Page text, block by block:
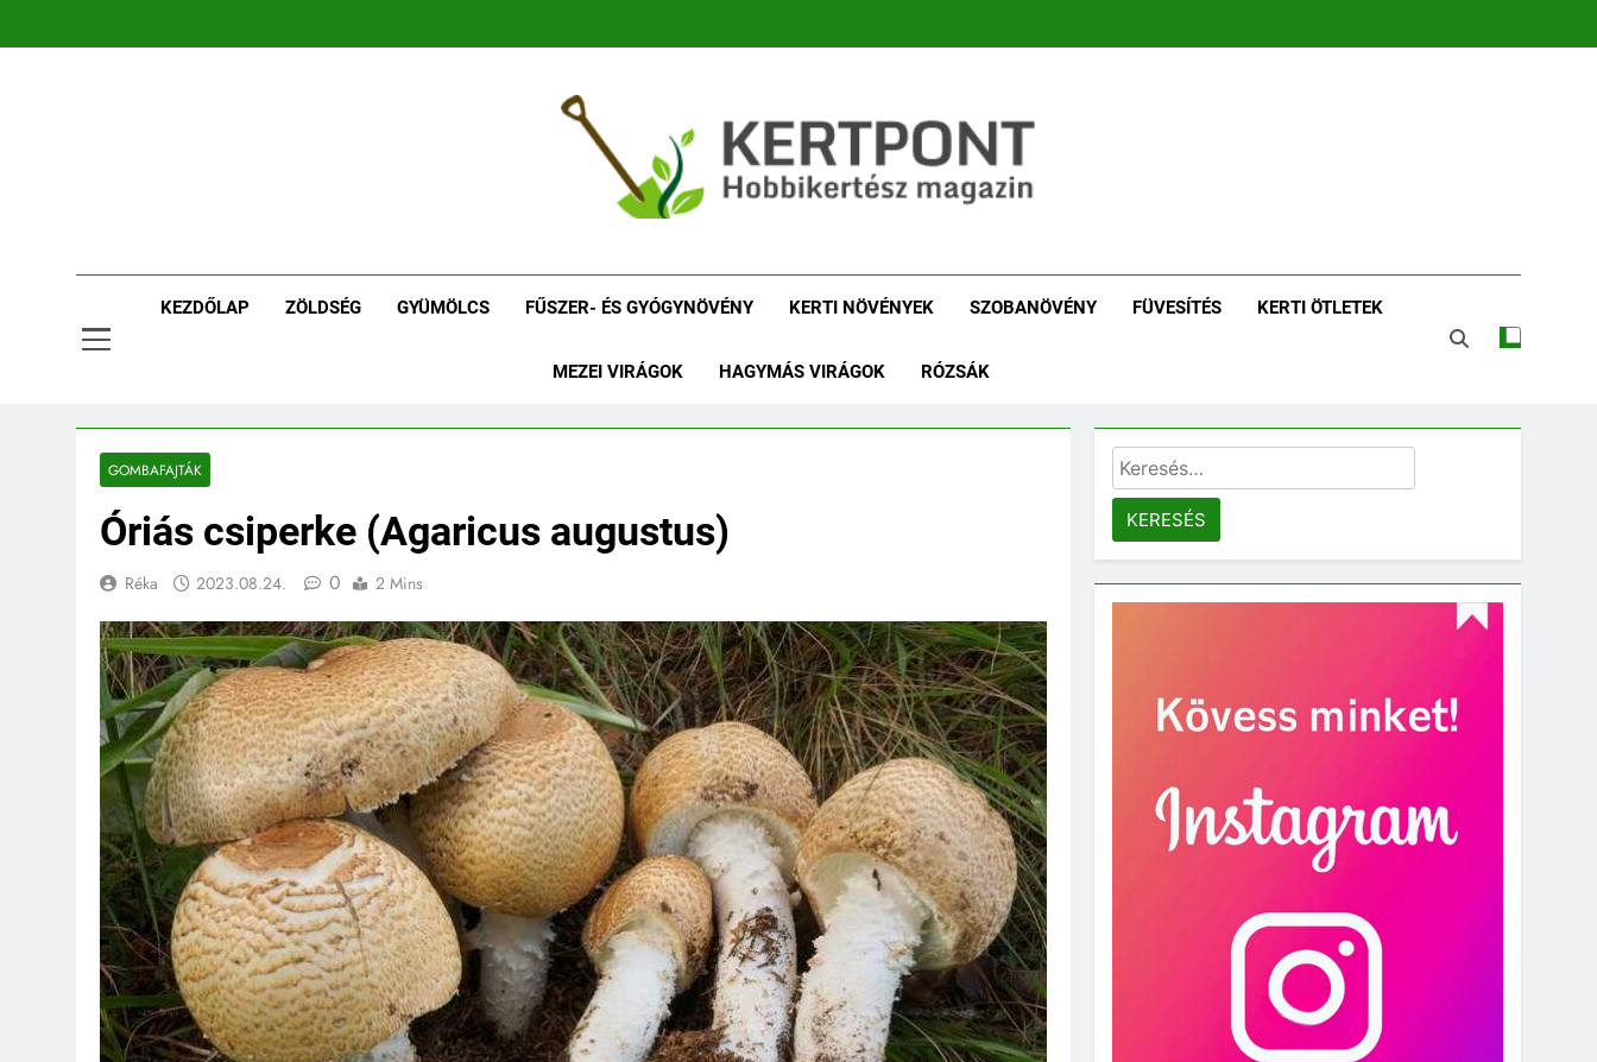
Növényhatározó
KEZDŐLAP ZÖLDSÉG GYÜMÖLCS FŰSZER- ÉS GYÓGYNÖVÉNY KERTI NÖVÉNYEK SZOBANÖVÉNY FÜVESÍTÉS KERTI ÖTLETEK
MEZEI VIRÁGOK HAGYMÁS VIRÁGOK RÓZSÁK
GOMBAFAJTÁK
Óriás csiperke (Agaricus augustus)
Réka 2023.08.24. 0 2 Mins
Keresés: